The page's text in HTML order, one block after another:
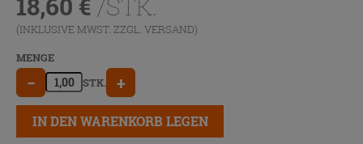
(INKLUSIVE MWST. ZZGL. VERSAND)
MENGE
− STK. +
IN DEN WARENKORB LEGEN